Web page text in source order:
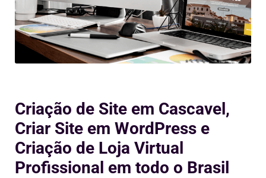
Criação de Site em Cascavel,
Criar Site em WordPress e
Criação de Loja Virtual
Profissional em todo o Brasil